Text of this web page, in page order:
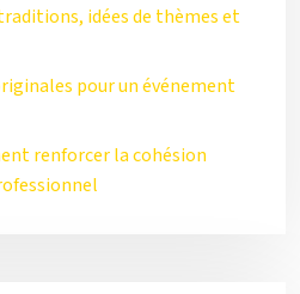
idées de thèmes et
pour un événement
renforcer la cohésion